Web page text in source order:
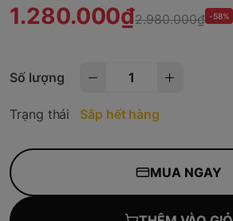
1.280.000₫2.980.000₫ -58%
Số lượng
Trạng thái Sắp hết hàng
MUA NGAY